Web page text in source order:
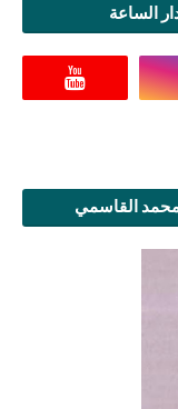
الساعة
محمد القاسمي